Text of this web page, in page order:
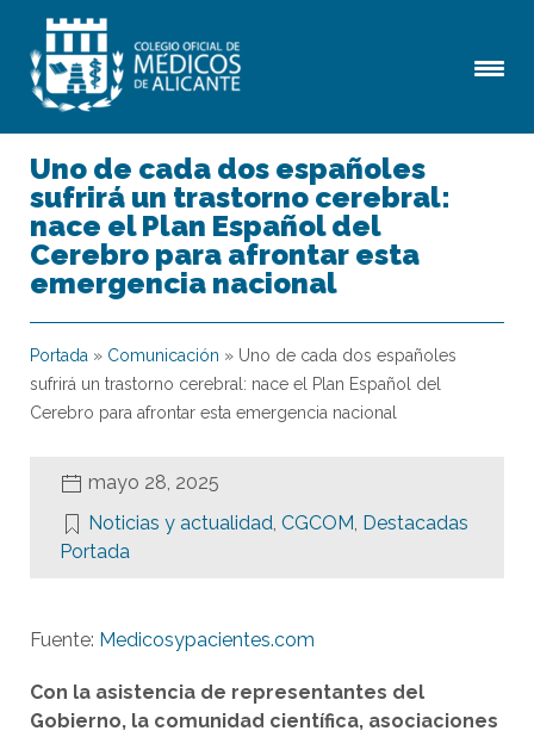
Uno de cada dos españoles
sufrirá un trastorno cerebral:
nace el Plan Español del
Cerebro para afrontar esta
emergencia nacional
Portada » Comunicación » Uno de cada dos españoles
sufrirá un trastorno cerebral: nace el Plan Español del
Cerebro para afrontar esta emergencia nacional
mayo 28, 2025
Noticias y actualidad, CGCOM, Destacadas
Portada
Fuente: Medicosypacientes.com
Con la asistencia de representantes del
Gobierno, la comunidad científica, asociaciones